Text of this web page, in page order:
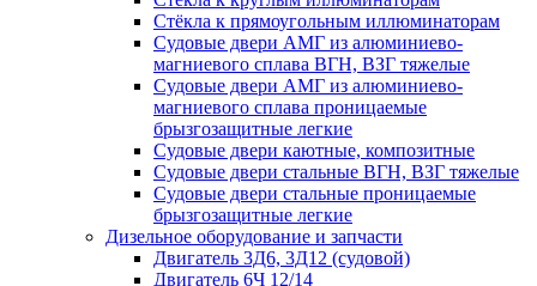
Стёкла к прямоугольным иллюминаторам
Судовые двери АМГ из алюминиево-
магниевого сплава ВГН, ВЗГ тяжелые
Судовые двери АМГ из алюминиево-
магниевого сплава проницаемые
брызгозащитные легкие
Судовые двери каютные, композитные
Судовые двери стальные ВГН, ВЗГ тяжелые
Судовые двери стальные проницаемые
брызгозащитные легкие
Дизельное оборудование и запчасти
Двигатель 3Д6, 3Д12 (судовой)
Двигатель 6Ч 12/14